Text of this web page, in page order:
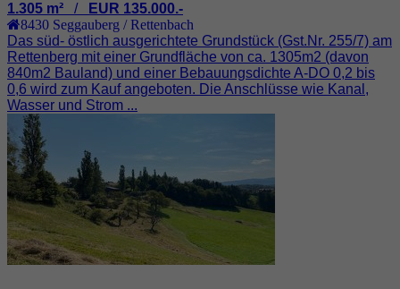
1.305 m² / EUR 135.000.-
8430 Seggauberg / Rettenbach
Das süd- östlich ausgerichtete Grundstück (Gst.Nr. 255/7) am
Rettenberg mit einer Grundfläche von ca. 1305m2 (davon
840m2 Bauland) und einer Bebauungsdichte A-DO 0,2 bis
0,6 wird zum Kauf angeboten. Die Anschlüsse wie Kanal,
Wasser und Strom ...